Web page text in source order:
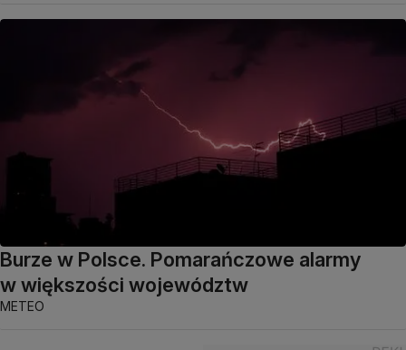
Burze w Polsce. Pomarańczowe alarmy
w większości województw
METEO